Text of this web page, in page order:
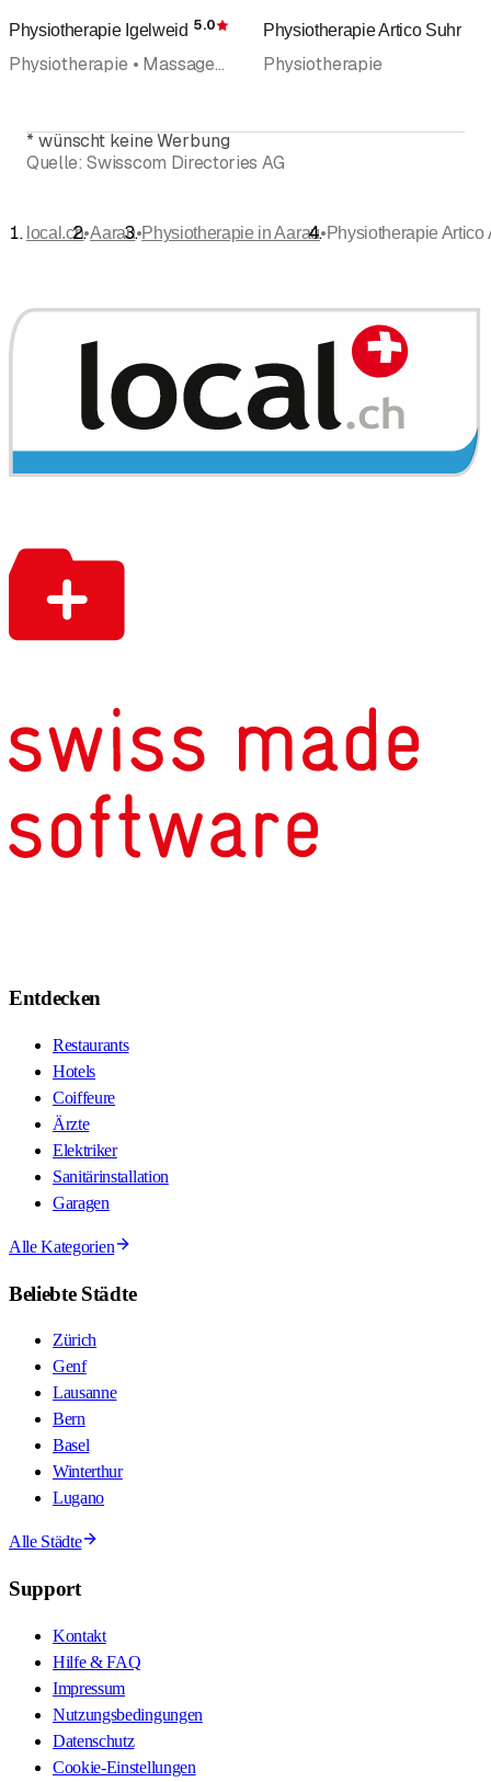
Physiotherapie Igelweid Bewertung
5.0
Physiotherapie • Massage • Gesundheits- und Sportmassage
Physiotherapie Artico Suhr
Physiotherapie
* wünscht keine Werbung
Quelle: Swisscom Directories AG
local.ch•Aarau•Physiotherapie in Aarau•Physiotherapie Artico
Entdecken
Restaurants
Hotels
Coiffeure
Ärzte
Elektriker
Sanitärinstallation
Garagen
Alle Kategorien
Beliebte Städte
Zürich
Genf
Lausanne
Bern
Basel
Winterthur
Lugano
Alle Städte
Support
Kontakt
Hilfe & FAQ
Impressum
Nutzungsbedingungen
Datenschutz
Cookie-Einstellungen